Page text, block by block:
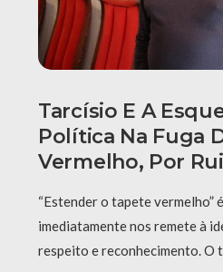
Tarcísio E A
Política Na Fuga
Vermelho, Por
“Estender o tapete vermelho”
imediatamente nos remete à
respeito e reconhecimento. O